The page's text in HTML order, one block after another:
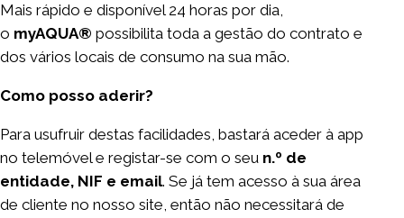
Mais rápido e disponível 24 horas por dia,
o myAQUA® possibilita toda a gestão do contrato e
dos vários locais de consumo na sua mão.
Como posso aderir?
Para usufruir destas facilidades, bastará aceder à app
no telemóvel e registar-se com o seu n.º de
entidade, NIF e email. Se já tem acesso à sua área
de cliente no nosso site, então não necessitará de